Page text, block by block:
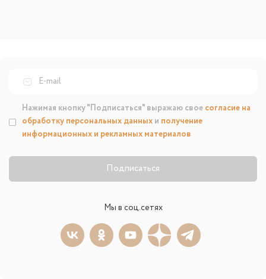
Подписаться
Нажимая кнопку "Подписаться" выражаю свое согласие на
обработку персональных данных и получение
информационных и рекламных материалов
Мы в соц.сетях